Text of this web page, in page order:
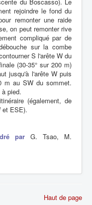
rejoindre le fond du
remonter une raide
on peut remonter rive
compliqué par de
sur la combe
S l'arête W du
(30-35° sur 200 m)
jusqu'à l'arête W puis
m au SW du sommet.
pied.
(également, de
et ESE).
par G. Tsao, M.
Haut de page